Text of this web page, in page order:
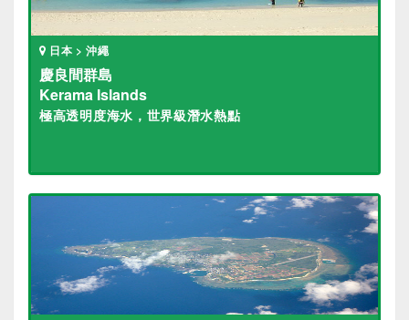
日本 > 沖繩
慶良間群島
Kerama Islands
極高透明度海水，世界級潛水熱點